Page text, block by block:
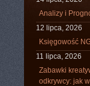
Analizy i
12 lipca, 2026
Księgowość
11 lipca, 2026
Zabawki
odkrywcy: jak